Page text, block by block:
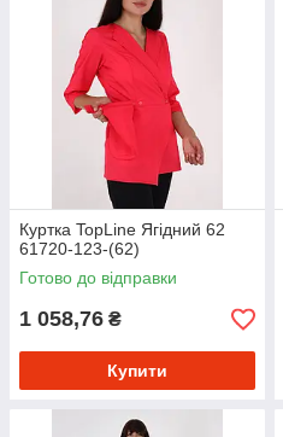
Куртка TopLine Ягідний 62
61720-123-(62)
Готово до відправки
1 058,76 ₴
Купити